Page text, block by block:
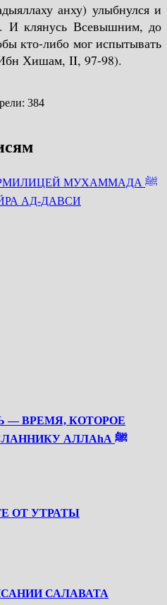
анху) улыбнулся и
И клянусь Всевышним, до
кто-либо мог испытывать
Хишам, II, 97-98).
384
КАК ХАЛИМА СТАЛА КОРМИЛИЦЕЙ МУХАММАДА ﷺ
АД-ДАВСИ
— ВРЕМЯ, КОТОРОЕ
СТОИТ ПОСВЯТИТЬ ПОСЛАННИКУ АЛЛАhА ﷺ
ОТ УТРАТЫ
САЛАВАТА